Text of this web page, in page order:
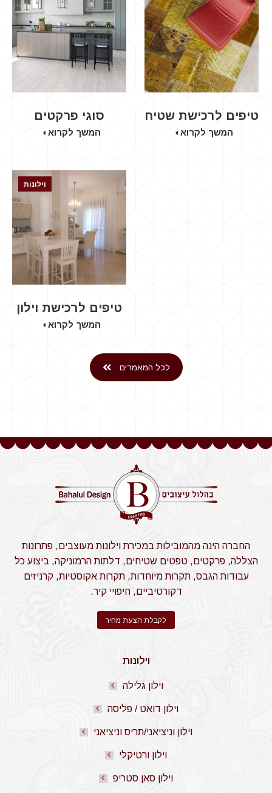
סוגי פרקטים
המשך לקרוא
טיפים לרכישת שטיח
המשך לקרוא
וילונות
טיפים לרכישת וילון
המשך לקרוא
לכל המאמרים
החברה הינה מהמובילות במכירת וילונות מעוצבים, פתרונות
הצללה, פרקטים, טפטים שטיחים, דלתות הרמוניקה, ביצוע כל
עבודות הגבס, תקרות מיוחדות, תקרות אקוסטיות, קרניזים
דקורטיביים, חיפויי קיר.
לקבלת הצעת מחיר
וילונות
וילון גלילה
וילון דואט / פליסה
וילון וניציאני/תריס וניציאני
וילון ורטיקלי
וילון סאן סטריפ